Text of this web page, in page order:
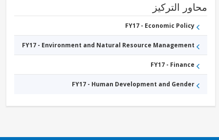
التركيز
FY17 - Economic Policy
FY17 - Environment and Natural Resource Management
FY17 - Finance
FY17 - Human Development and Gender